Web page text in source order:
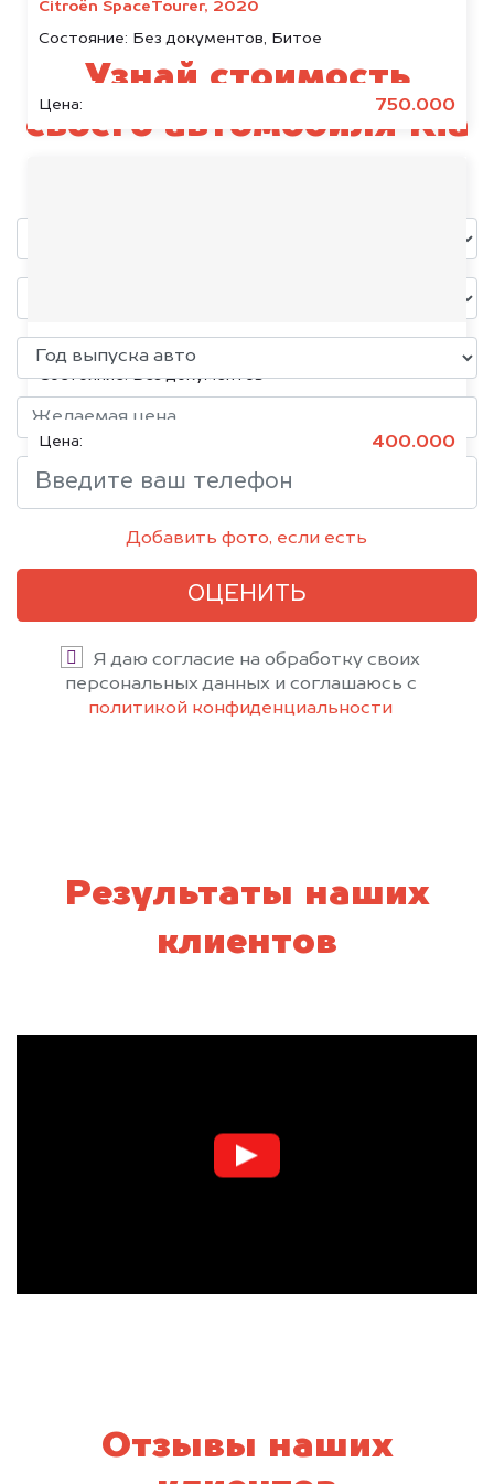
Citroën SpaceTourer, 2020
Состояние: Без документов, Битое
Цена: 750.000
Volkswagen Jetta, 2015
Состояние:Без документов
Цена: 400.000
Узнай стоимость
своего автомобиля Kia
Добавить фото, если есть
ОЦЕНИТЬ
Я даю согласие на обработку своих
персональных данных и соглашаюсь с
политикой конфиденциальности
Результаты наших
клиентов
Отзывы наших